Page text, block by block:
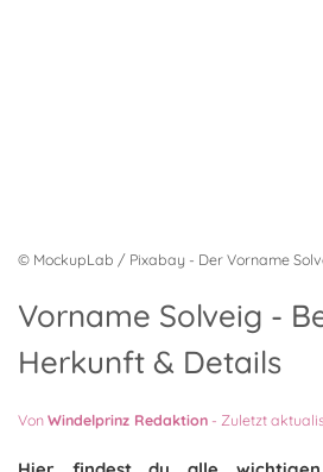
© MockupLab / Pixabay - Der Vorname
Vorname Solveig -
Herkunft & Details
VonWindelprinz Redaktion - Zuletzt